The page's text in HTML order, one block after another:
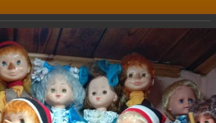
+ 7(8112) 66-37-52
.
РОДИТЕЛЯМ УЧИТЕЛЯМ УЧЕНИКАМ